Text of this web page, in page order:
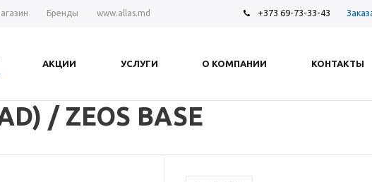
Бренды www.allas.md +373 69-73-33-43
АКЦИИ УСЛУГИ О КОМПАНИИ КОНТАКТЫ
/ ZEOS BASE